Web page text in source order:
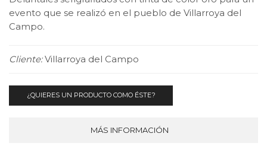
evento que se realizó en el pueblo de Villarroya del
Campo.
Cliente:Villarroya del Campo
¿QUIERES UN PRODUCTO COMO ÉSTE?
MÁS INFORMACIÓN